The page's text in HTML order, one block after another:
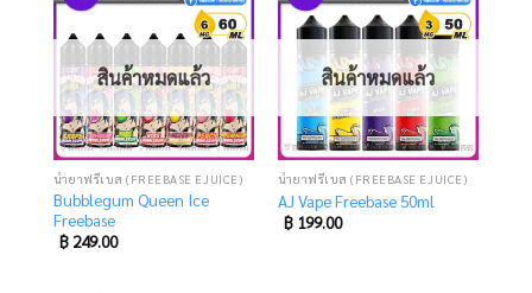
Add
to
wishlist
สินค้าหมดแล้ว
น้ำยาฟรีเบส (FREEBASE EJUICE)
Bubblegum Queen Ice
Freebase
฿249.00
Add
to
wishlist
สินค้าหมดแล้ว
น้ำยาฟรีเบส (FREEBASE EJUICE)
AJ Vape Freebase 50ml
฿199.00